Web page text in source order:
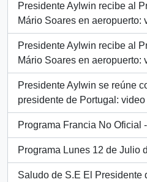
Presidente Aylwin recibe al
Mário Soares en aeropuerto:
Presidente Aylwin recibe al
Mário Soares en aeropuerto:
Presidente Aylwin se reúne
presidente de Portugal: video
Programa Francia No Oficial
Programa Lunes 12 de Julio
Saludo de S.E El Presidente